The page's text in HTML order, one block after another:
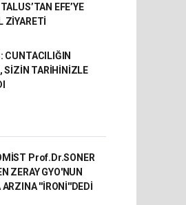
EFE’YE
ZİYARETİ
CUNTACILIĞIN
SİZİN TARİHİNİZLE
Prof.Dr.SONER
ZERAY GYO'NUN
ARZINA ''İRONİ''DEDİ